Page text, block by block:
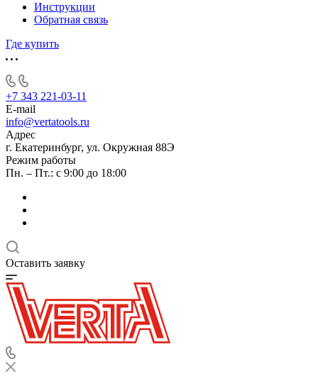
Инструкции
Обратная связь
Где купить
+7 343 221-03-11
E-mail
info@vertatools.ru
Адрес
г. Екатеринбург, ул. Окружная 88Э
Режим работы
Пн. – Пт.: с 9:00 до 18:00
Оставить заявку